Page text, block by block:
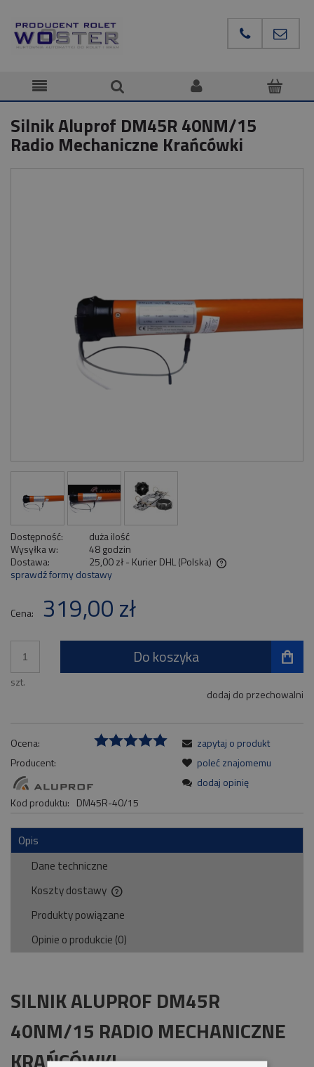
Silnik Aluprof DM45R 40NM/15
Radio Mechaniczne Krańcówki
Dostępność:
duża ilość
Wysyłka w:
48 godzin
Dostawa:
25,00 zł - Kurier DHL (Polska)
Cena nie zawiera ewentualnych kosztów płatności
sprawdź formy dostawy
Cena: 319,00 zł
szt.
Do koszyka
dodaj do przechowalni
Ocena:
Producent:
Kod produktu: DM45R-40/15
zapytaj o produkt
poleć znajomemu
dodaj opinię
Opis
Dane techniczne
Koszty dostawy
Cena nie zawiera ewentualnych kosztów płatności
Produkty powiązane
Opinie o produkcie (0)
SILNIK ALUPROF DM45R
40NM/15 RADIO MECHANICZNE